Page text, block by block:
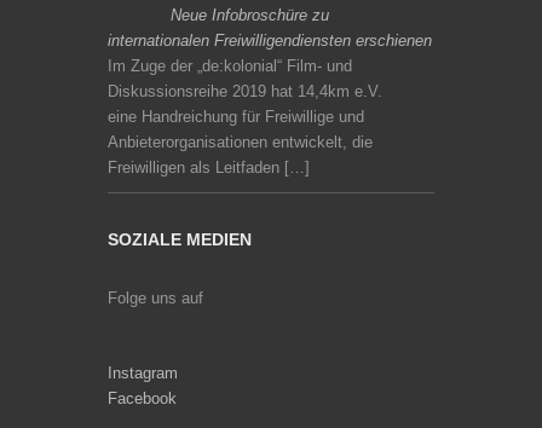
Neue Infobroschüre zu
internationalen Freiwilligendiensten erschienen
Im Zuge der „de:kolonial“ Film- und
Diskussionsreihe 2019 hat 14,4km e.V.
eine Handreichung für Freiwillige und
Anbieterorganisationen entwickelt, die
Freiwilligen als Leitfaden […]
SOZIALE MEDIEN
Folge uns auf
Instagram
Facebook